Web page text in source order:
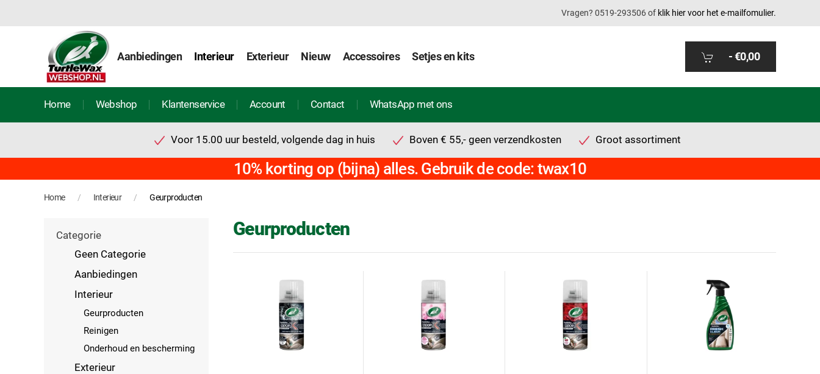
Vragen? 0519-293506 of klik hier voor het e-mailfomulier.
Aanbiedingen Interieur Exterieur Nieuw Accessoires Setjes en kits -€0,00
Home Webshop Klantenservice Account Contact WhatsApp met ons
Voor 15.00 uur besteld, volgende dag in huis Boven € 55,- geen verzendkosten Groot assortiment
10% korting op (bijna) alles. Gebruik de code: twax10
Home Interieur Geurproducten
Geurproducten
Categorie
Geen Categorie
Aanbiedingen
Interieur
Geurproducten
Reinigen
Onderhoud en bescherming
Exterieur